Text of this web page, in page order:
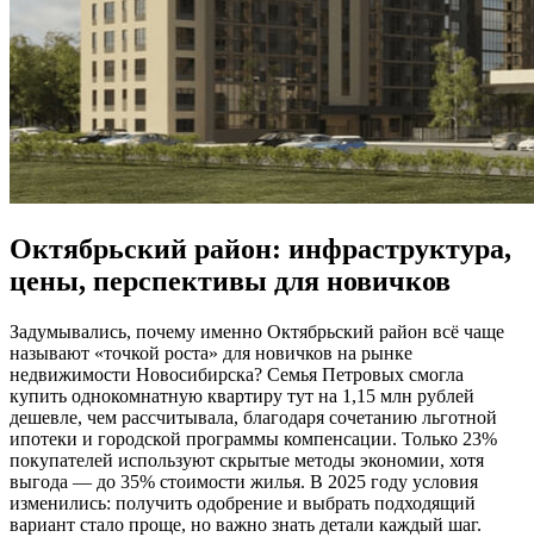
Октябрьский район: инфраструктура,
цены, перспективы для новичков
Задумывались, почему именно Октябрьский район всё чаще
называют «точкой роста» для новичков на рынке
недвижимости Новосибирска? Семья Петровых смогла
купить однокомнатную квартиру тут на 1,15 млн рублей
дешевле, чем рассчитывала, благодаря сочетанию льготной
ипотеки и городской программы компенсации. Только 23%
покупателей используют скрытые методы экономии, хотя
выгода — до 35% стоимости жилья. В 2025 году условия
изменились: получить одобрение и выбрать подходящий
вариант стало проще, но важно знать детали каждый шаг.